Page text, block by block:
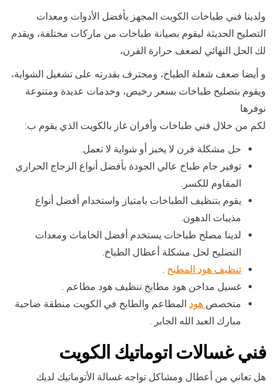
ولدينا فني طباخات الكويت المجهز بأفضل الأدوات ومعدات
التصليح الحديثة ليقوم بصيانة طباخات من ماركات مختلفة، ويقدم
لك الحل النهائي لضعف حرارة الفرن،
و أيضا ضعف شعلة الطباخ، ومحترف بقدرته على تشغيل الشواية،
ويقوم بتصليح طباخات بسعر رخيص، وخدمات عديدة ومتنوعة
نوفرها
لكم من خلال فني طباخات وأفران غاز بالكويت الذي يقوم ب:
حل مشكلة فرن لا يخبز أو شواية لا تعمل.
توفير جام طباخ عالي الجودة بأفضل أنواع الزجاج الحراري
المقاوم للكسر.
يقوم بتنظيف الطباخات بامتياز واستخدام أفضل أنواع
مذيبات الدهون.
لدينا مصلح طباخات يستخدم أفضل الخامات ومعدات
التصليح لحل مشكلة أعطال الطباخ.
تنظيف هود المطبخ .
غسيل مداخن هود مطابخ تنظيف هود مطاعم .
متخصص هود المطاعم والطابخ في الكويت منطقة ضاحية
مبارك العبد الله الجابر .
فني غسالات اتوماتيك الكويت
هل تعاني من أعطال ومشاكل تواجه غسالة الأتوماتيك لديك